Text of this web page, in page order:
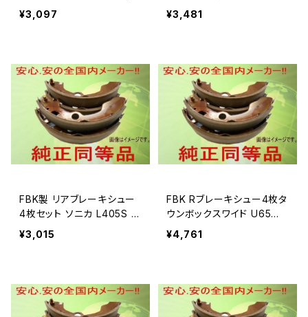
V4 用 T750
¥3,097
1/TW2用T9952
¥3,481
FBK製 リアブレーキシュー
4枚セット ソニカ L405S 用
T0042
¥3,015
FBK Rブレーキシュー4枚タ
ウンボックスワイド U65W/
U66W T6723
¥4,761